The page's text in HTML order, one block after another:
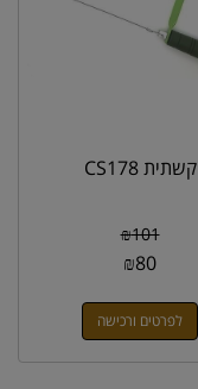
קשתית CS178
₪101
₪80
לפרטים ורכישה